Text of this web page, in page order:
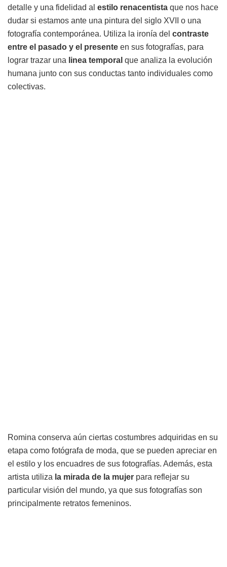
detalle y una fidelidad al estilo renacentista que nos hace
dudar si estamos ante una pintura del siglo XVII o una
fotografía contemporánea. Utiliza la ironía del contraste
entre el pasado y el presente en sus fotografías, para
lograr trazar una linea temporal que analiza la evolución
humana junto con sus conductas tanto individuales como
colectivas.
Romina conserva aún ciertas costumbres adquiridas en su
etapa como fotógrafa de moda, que se pueden apreciar en
el estilo y los encuadres de sus fotografías. Además, esta
artista utiliza la mirada de la mujer para reflejar su
particular visión del mundo, ya que sus fotografías son
principalmente retratos femeninos.